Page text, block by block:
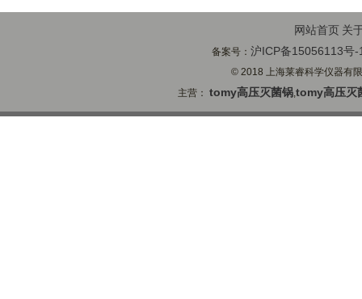
网站首页 关
备案号：沪ICP备15056113号-
© 2018 上海莱睿科学仪器有
主营：tomy高压灭菌锅,tomy高压灭